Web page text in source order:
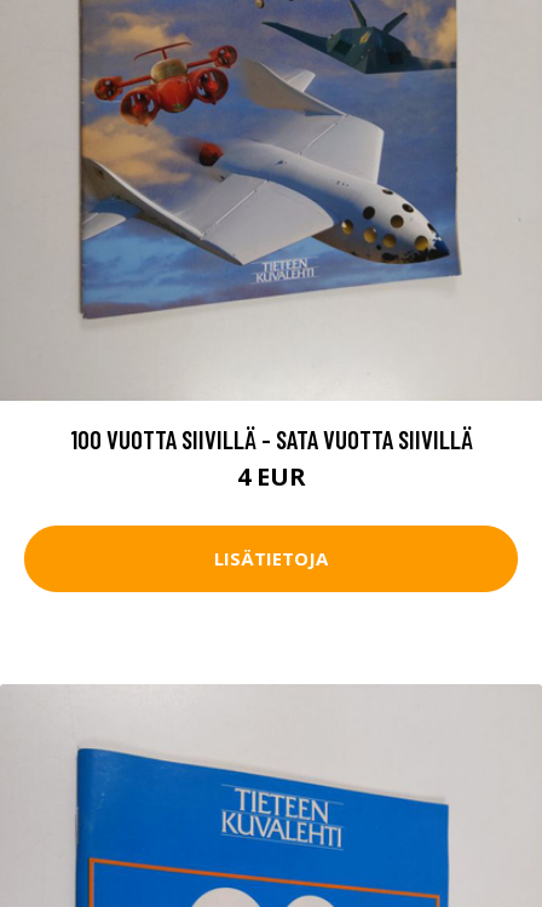
100 VUOTTA SIIVILLÄ - SATA VUOTTA SIIVILLÄ
4 EUR
LISÄTIETOJA